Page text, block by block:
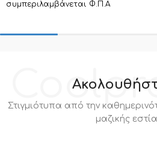
συμπεριλαμβάνεται Φ.Π.Α
Στιγμιότυπα από την
μαζικής